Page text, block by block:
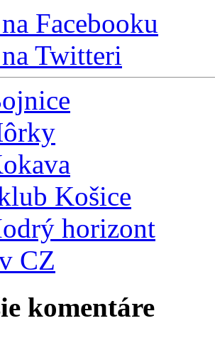
Facebooku
Twitteri
Košice
horizont
CZ
komentáre